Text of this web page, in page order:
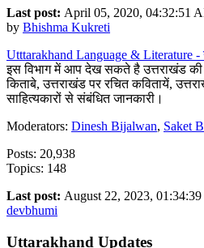
Last post: April 05, 2020, 04:32:51
by Bhishma Kukreti
Utttarakhand Language & Literature -
इस विभाग में आप देख सकते है उत्तराखंड की
किताबे, उत्तराखंड पर रचित कवितायें,
साहित्यकारों से संबंधित जानकारी।
Moderators: Dinesh Bijalwan, Saket
Posts: 20,938
Topics: 148
Last post: August 22, 2023,
devbhumi
Uttarakhand Updates